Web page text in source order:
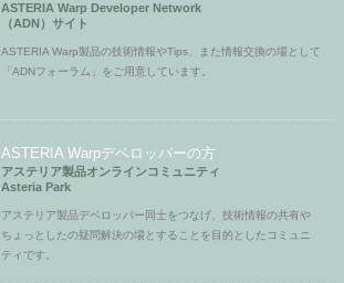
ASTERIA Warp Developer Network
（ADN）サイト
ASTERIA Warp製品の技術情報やTips、また情報交換の場として
「ADNフォーラム」をご用意しています。
ASTERIA Warpデベロッパーの方
アステリア製品オンラインコミュニティ
Asteria Park
アステリア製品デベロッパー同士をつなげ、技術情報の共有や
ちょっとしたの疑問解決の場とすることを目的としたコミュニ
ティです。